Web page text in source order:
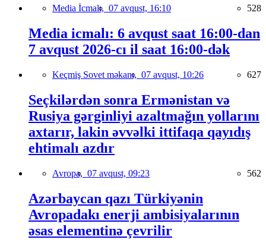
Media İcmalı, 07 avqust, 16:10 528
Media icmalı: 6 avqust saat 16:00-dan
7 avqust 2026-cı il saat 16:00-dək
Keçmiş Sovet məkanı, 07 avqust, 10:26 627
Seçkilərdən sonra Ermənistan və
Rusiya gərginliyi azaltmağın yollarını
axtarır, lakin əvvəlki ittifaqa qayıdış
ehtimalı azdır
Avropa, 07 avqust, 09:23 562
Azərbaycan qazı Türkiyənin
Avropadakı enerji ambisiyalarının
əsas elementinə çevrilir